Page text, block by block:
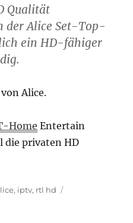
Qualität
der Alice Set-Top-
ein HD-fähiger
von Alice.
Home Entertain
die privaten HD
HD bei Alice IPTV“
, iptv, rtl hd